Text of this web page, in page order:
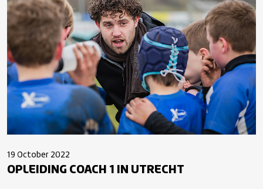
19 October 2022
OPLEIDING COACH 1 IN UTRECHT